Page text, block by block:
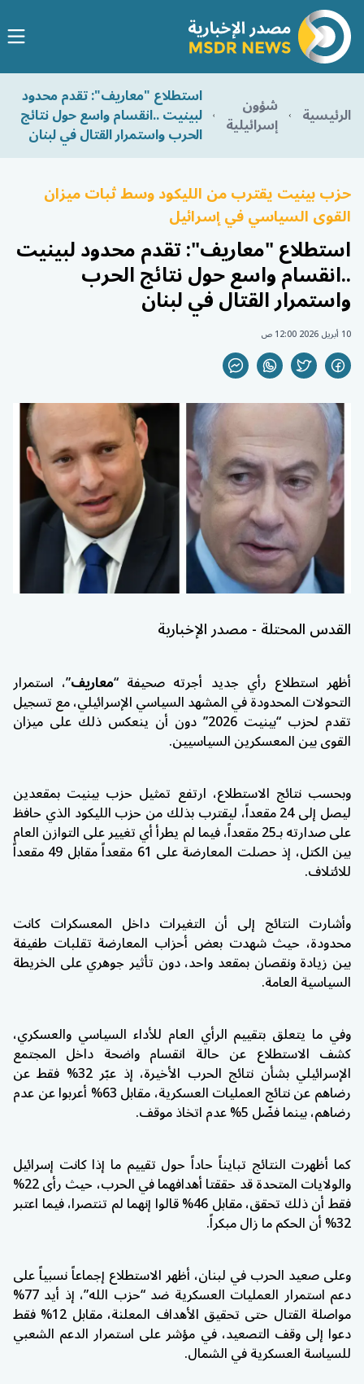
الرئيسية شؤون
إسرائيلية
استطلاع "معاريف": تقدم محدود
لبينيت ..انقسام واسع حول نتائج
الحرب واستمرار القتال في لبنان
حزب بينيت يقترب من الليكود وسط ثبات ميزان
القوى السياسي في إسرائيل
استطلاع "معاريف": تقدم محدود لبينيت
..انقسام واسع حول نتائج الحرب
واستمرار القتال في لبنان
10 أبريل 2026 12:00 ص
القدس المحتلة - مصدر الإخبارية
أظهر استطلاع رأي جديد أجرته صحيفة “معاريف”، استمرار
التحولات المحدودة في المشهد السياسي الإسرائيلي، مع تسجيل
تقدم لحزب “بينيت 2026” دون أن ينعكس ذلك على ميزان
القوى بين المعسكرين السياسيين.
وبحسب نتائج الاستطلاع، ارتفع تمثيل حزب بينيت بمقعدين
ليصل إلى 24 مقعداً، ليقترب بذلك من حزب الليكود الذي حافظ
على صدارته بـ25 مقعداً، فيما لم يطرأ أي تغيير على التوازن العام
بين الكتل، إذ حصلت المعارضة على 61 مقعداً مقابل 49 مقعداً
للائتلاف.
وأشارت النتائج إلى أن التغيرات داخل المعسكرات كانت
محدودة، حيث شهدت بعض أحزاب المعارضة تقلبات طفيفة
بين زيادة ونقصان بمقعد واحد، دون تأثير جوهري على الخريطة
السياسية العامة.
وفي ما يتعلق بتقييم الرأي العام للأداء السياسي والعسكري،
كشف الاستطلاع عن حالة انقسام واضحة داخل المجتمع
الإسرائيلي بشأن نتائج الحرب الأخيرة، إذ عبّر 32% فقط عن
رضاهم عن نتائج العمليات العسكرية، مقابل 63% أعربوا عن عدم
رضاهم، بينما فضّل 5% عدم اتخاذ موقف.
كما أظهرت النتائج تبايناً حاداً حول تقييم ما إذا كانت إسرائيل
والولايات المتحدة قد حققتا أهدافهما في الحرب، حيث رأى 22%
فقط أن ذلك تحقق، مقابل 46% قالوا إنهما لم تنتصرا، فيما اعتبر
32% أن الحكم ما زال مبكراً.
وعلى صعيد الحرب في لبنان، أظهر الاستطلاع إجماعاً نسبياً على
دعم استمرار العمليات العسكرية ضد “حزب الله”، إذ أيد 77%
مواصلة القتال حتى تحقيق الأهداف المعلنة، مقابل 12% فقط
دعوا إلى وقف التصعيد، في مؤشر على استمرار الدعم الشعبي
للسياسة العسكرية في الشمال.